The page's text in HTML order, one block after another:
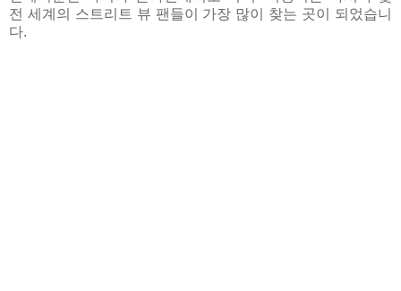
전 세계의 스트리트 뷰 팬들이 가장 많이 찾는 곳이 되었습니
다.